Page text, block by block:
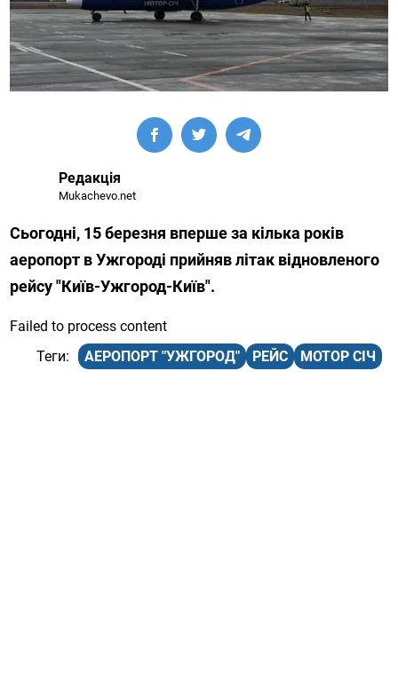
Редакція
Mukachevo.net
Сьогодні, 15 березня вперше за кілька років
аеропорт в Ужгороді прийняв літак відновленого
рейсу "Київ-Ужгород-Київ".
Failed to process content
АЕРОПОРТ "УЖГОРОД"
РЕЙС МОТОР СІЧ